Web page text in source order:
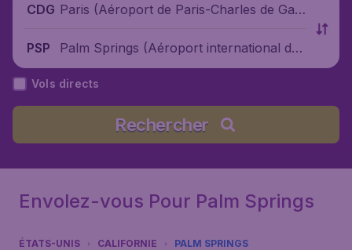
CDG Paris (Aéroport de Paris-Charles de Gaul
PSP
Palm Springs (Aéroport international de
Palm Springs), États-Unis
Vols directs
Rechercher
Envolez-vous Pour Palm Springs
ÉTATS-UNIS CALIFORNIE PALM SPRINGS